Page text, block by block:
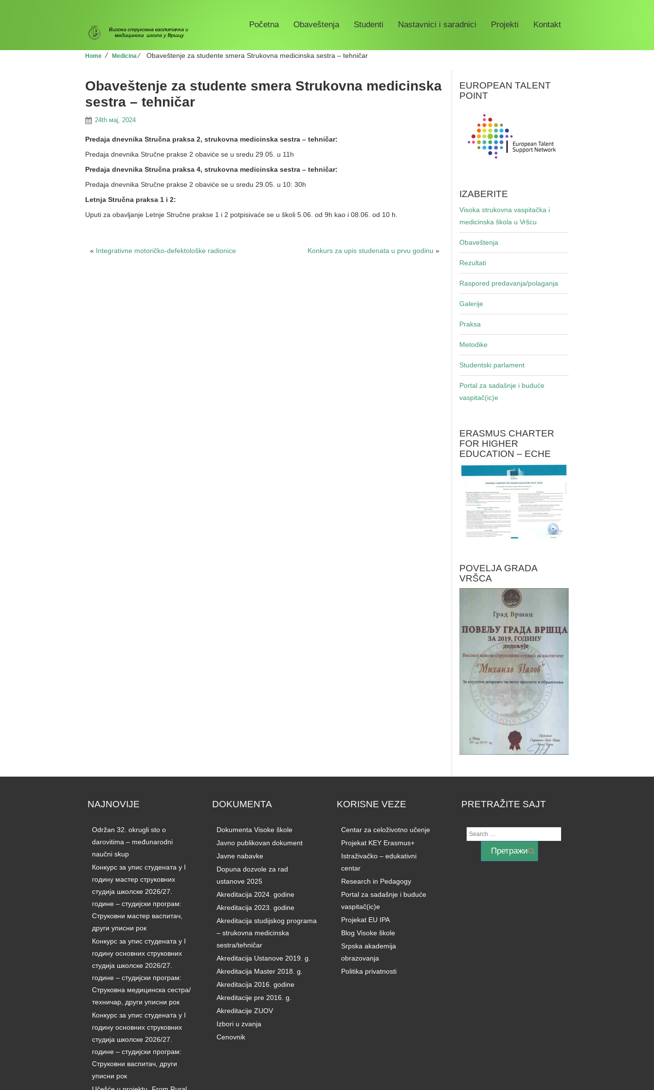
Početna Obaveštenja Studenti Nastavnici i saradnici Projekti Kontakt
Home ⁄ Medicina⁄ Obaveštenje za studente smera Strukovna medicinska sestra – tehničar
Obaveštenje za studente smera Strukovna medicinska
sestra – tehničar
24th мај, 2024
Predaja dnevnika Stručna praksa 2, strukovna medicinska sestra – tehničar:
Predaja dnevnika Stručne prakse 2 obaviće se u sredu 29.05. u 11h
Predaja dnevnika Stručna praksa 4, strukovna medicinska sestra – tehničar:
Predaja dnevnika Stručne prakse 2 obaviće se u sredu 29.05. u 10: 30h
Letnja Stručna praksa 1 i 2:
Uputi za obavljanje Letnje Stručne prakse 1 i 2 potpisivaće se u školi 5.06. od 9h kao i 08.06. od 10 h.
« Integrativne motoričko-defektološke radionice Konkurs za upis studenata u prvu godinu »
EUROPEAN TALENT
POINT
IZABERITE
Visoka strukovna vaspitačka i
medicinska škola u Vršcu
Obaveštenja
Rezultati
Raspored predavanja/polaganja
Galerije
Praksa
Metodike
Studentski parlament
Portal za sadašnje i buduće
vaspitač(ic)e
ERASMUS CHARTER
FOR HIGHER
EDUCATION – ECHE
POVELJA GRADA
VRŠCA
NAJNOVIJE
Održan 32. okrugli sto o
darovitima – međunarodni
naučni skup
Конкурс за упис студената у I
годину мастер струковних
студија школске 2026/27.
године – студијски програм:
Струковни мастер васпитач,
други уписни рок
Конкурс за упис студената у I
годину основних струковних
студија школске 2026/27.
године – студијски програм:
Струковна медицинска сестра/
техничар, други уписни рок
Конкурс за упис студената у I
годину основних струковних
студија школске 2026/27.
године – студијски програм:
Струковни васпитач, други
уписни рок
DOKUMENTA
Dokumenta Visoke škole
Javno publikovan dokument
Javne nabavke
Dopuna dozvole za rad
ustanove 2025
Akreditacija 2024. godine
Akreditacija 2023. godine
Akreditacija studijskog programa
– strukovna medicinska
sestra/tehničar
Akreditacija Ustanove 2019. g.
Akreditacija Master 2018. g.
Akreditacija 2016. godine
Akreditacije pre 2016. g.
Akreditacije ZUOV
Izbori u zvanja
Cenovnik
KORISNE VEZE
Centar za celoživotno učenje
Projekat KEY Erasmus+
Istraživačko – edukativni
centar
Research in Pedagogy
Portal za sadašnje i buduće
vaspitač(ic)e
Projekat EU IPA
Blog Visoke škole
Srpska akademija
obrazovanja
Politika privatnosti
PRETRAŽITE SAJT